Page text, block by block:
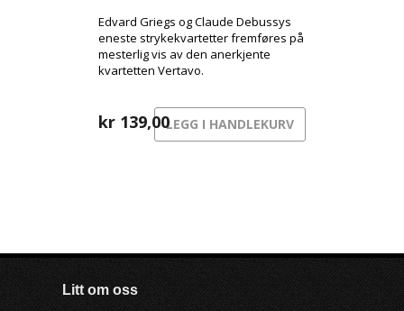
Edvard Griegs og Claude Debussys
eneste strykekvartetter fremføres på
mesterlig vis av den anerkjente
kvartetten Vertavo.
kr 139,00LEGG I HANDLEKURV
Litt om oss